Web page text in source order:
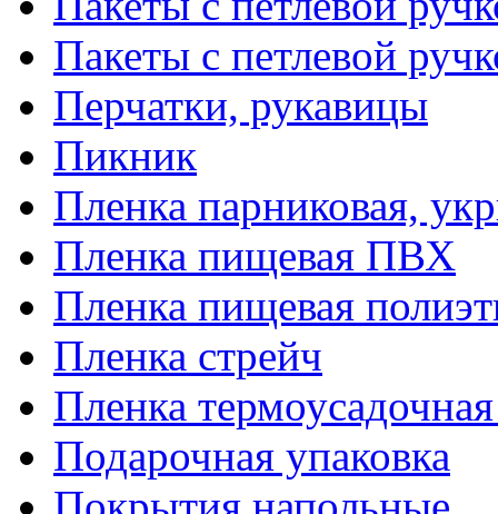
Пакеты с петлевой
Перчатки, рукавицы
Пикник
Пленка парниковая,
Пленка пищевая ПВХ
Пленка пищевая
Пленка стрейч
Пленка
Подарочная упаковка